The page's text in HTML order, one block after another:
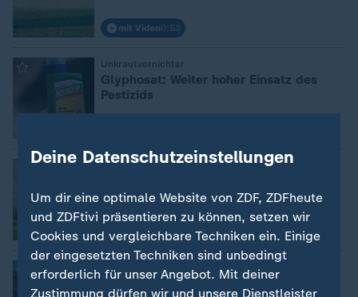
mit Video0:53
Unkrautvernichter
:
Glyphosat: Weiter hoher Einsatz des
Pestizids
Baum bewusst vergiftet
Video 1:25
: Schafft die Bayer AG den Turnaround?
Deine Datenschutzeinstellungen
Um dir eine optimale Website von ZDF, ZDFheute
und ZDFtivi präsentieren zu können, setzen wir
Cookies und vergleichbare Techniken ein. Einige
der eingesetzten Techniken sind unbedingt
erforderlich für unser Angebot. Mit deiner
Zustimmung dürfen wir und unsere Dienstleister